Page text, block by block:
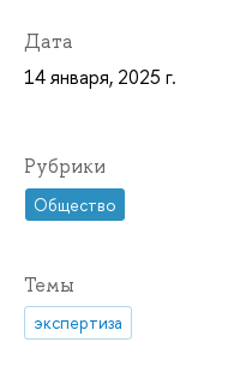
Дата
14 января, 2025 г.
Рубрики
Общество
Темы
экспертиза